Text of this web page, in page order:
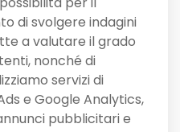
di svolgere indagini
a valutare il grado
nonché di
servizi di
e Google Analytics,
pubblicitari e